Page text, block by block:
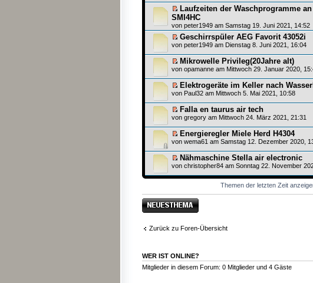
Laufzeiten der Waschprogramme
SMI4HC
von peter1949 am Samstag 19. Juni 2021, 14:52
Geschirrspüler AEG Favorit 43052i
von peter1949 am Dienstag 8. Juni 2021, 16:04
Mikrowelle Privileg(20Jahre alt)
von opamanne am Mittwoch 29. Januar 2020,
Elektrogeräte im Keller nach
von Paul32 am Mittwoch 5. Mai 2021, 10:58
Falla en taurus air tech
von gregory am Mittwoch 24. März 2021, 21:31
Energieregler Miele Herd H4304
von wema61 am Samstag 12. Dezember 2020,
Nähmaschine Stella air electronic
von christopher84 am Sonntag 22. November
Themen der letzten Zeit
Neues Thema
erstellen
Zurück zu Foren-Übersicht
WER IST ONLINE?
Mitglieder in diesem Forum: 0 Mitglieder und 4 Gäste